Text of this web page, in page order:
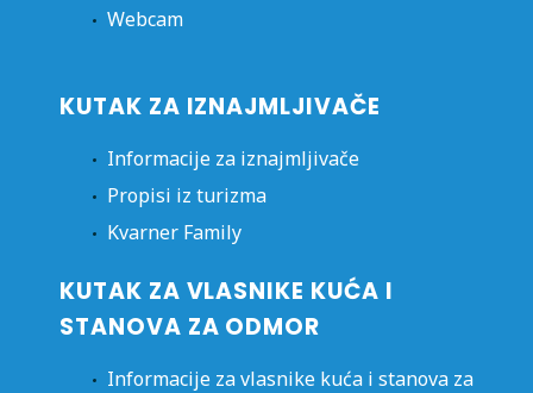
Webcam
KUTAK ZA IZNAJMLJIVAČE
Informacije za iznajmljivače
Propisi iz turizma
Kvarner Family
KUTAK ZA VLASNIKE KUĆA I
STANOVA ZA ODMOR
Informacije za vlasnike kuća i stanova za